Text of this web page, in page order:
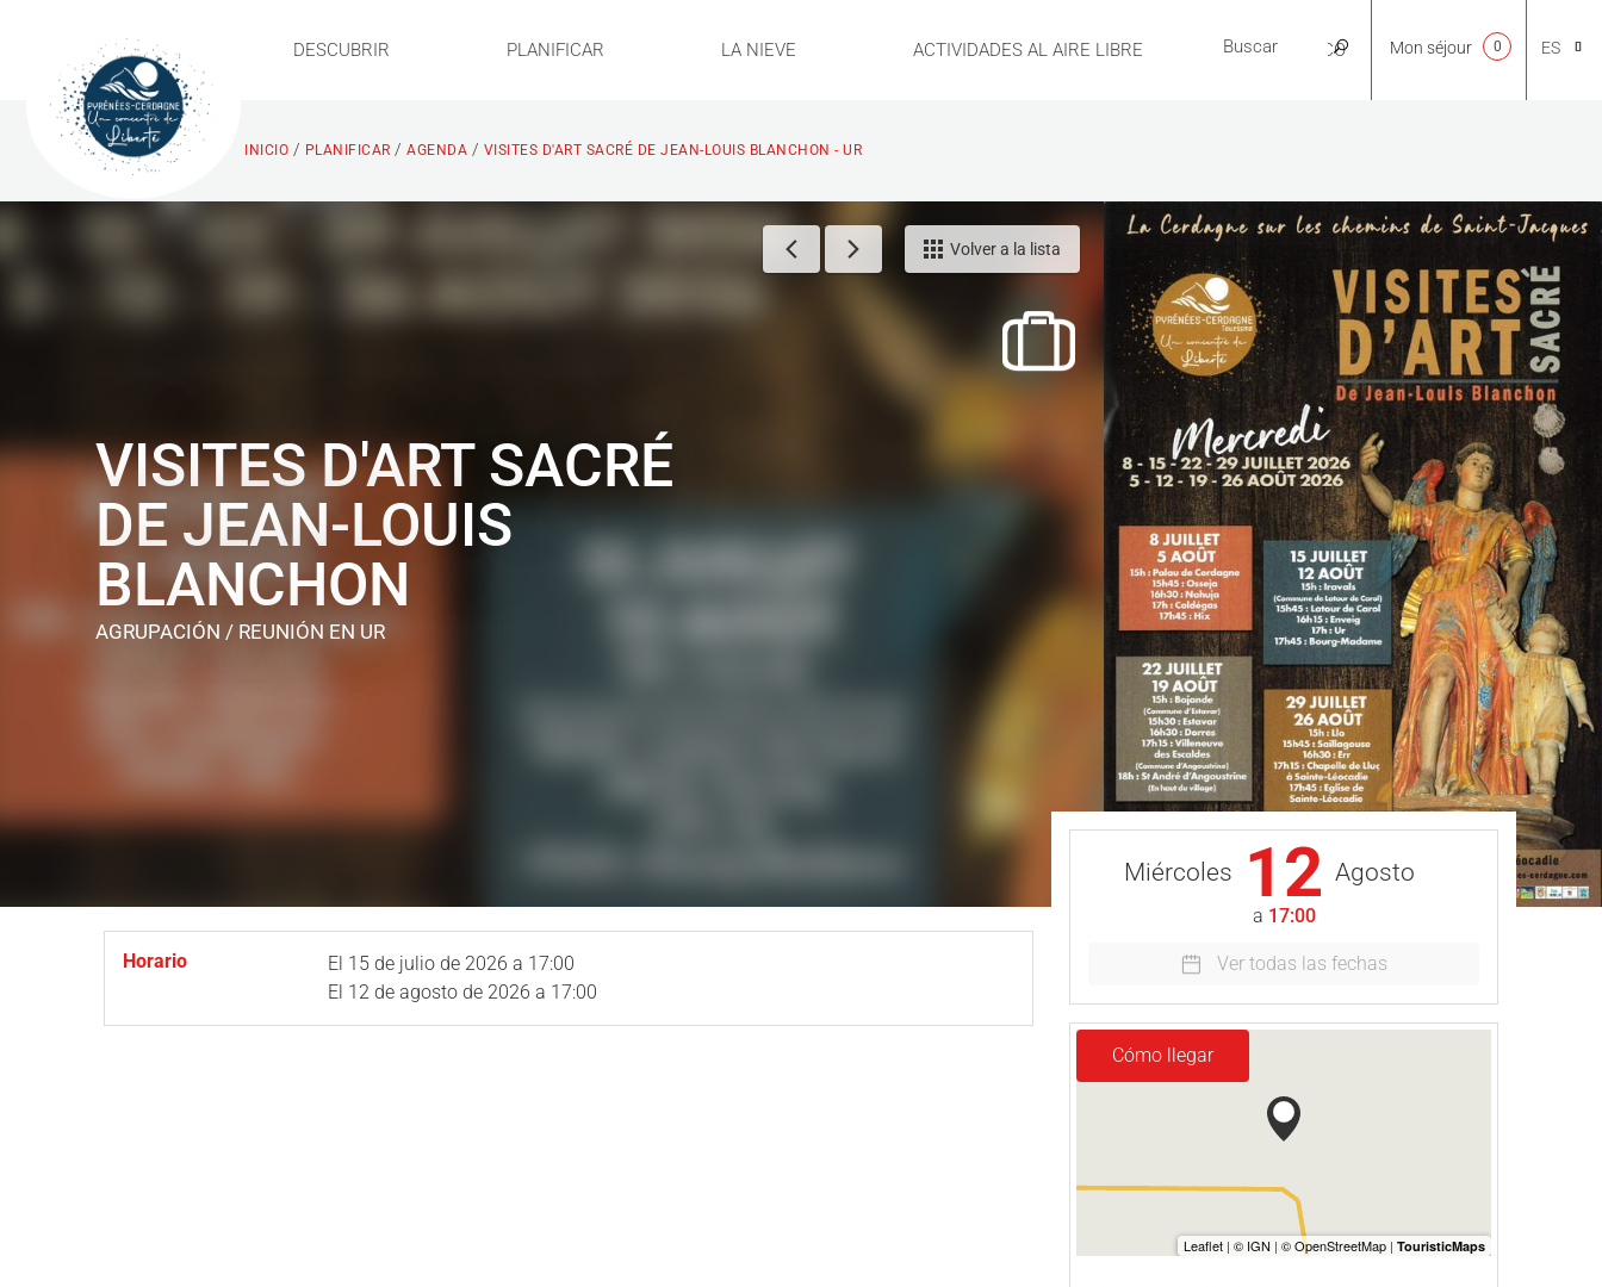
DESCUBRIR PLANIFICAR LA NIEVE ACTIVIDADES AL AIRE LIBRE PRÁCTICO
NL
EN
FR
ES
Mon séjour 0
INICIO / PLANIFICAR / AGENDA / VISITES D'ART SACRÉ DE JEAN-LOUIS BLANCHON - UR
Volver a la lista
VISITES D'ART SACRÉ
DE JEAN-LOUIS
BLANCHON
AGRUPACIÓN / REUNIÓN EN UR
Horario El 15 de julio de 2026 a 17:00
El 12 de agosto de 2026 a 17:00
Miércoles 12 Agosto
a 17:00
Ver todas las fechas
Cómo llegar